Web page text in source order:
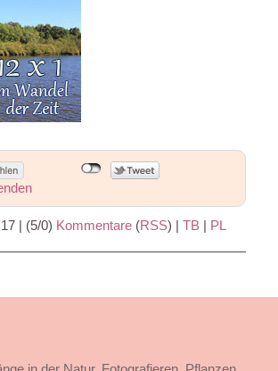
| (5/0) Kommentare (RSS) | TB | PL